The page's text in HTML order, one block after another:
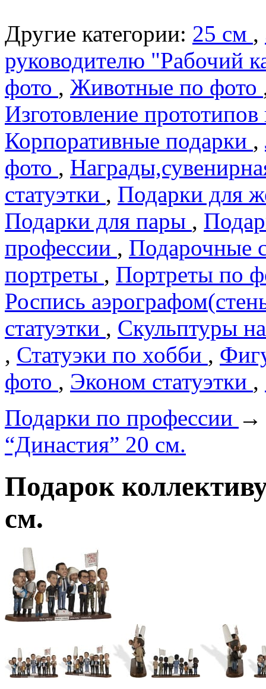
Другие категории: 25 см ,
руководителю "Рабочий
фото , Животные по фото
Изготовление
Корпоративные подарки ,
фото ,
статуэтки , Подарки для
Подарки для пары ,
профеcсии , Подарочные
портреты , Портреты по
Роспись
статуэтки , Скульптуры
, Статуэки по хобби ,
фото , Эконом статуэтки ,
Подарки по профеcсии
“Династия” 20 см.
Подарок
см.